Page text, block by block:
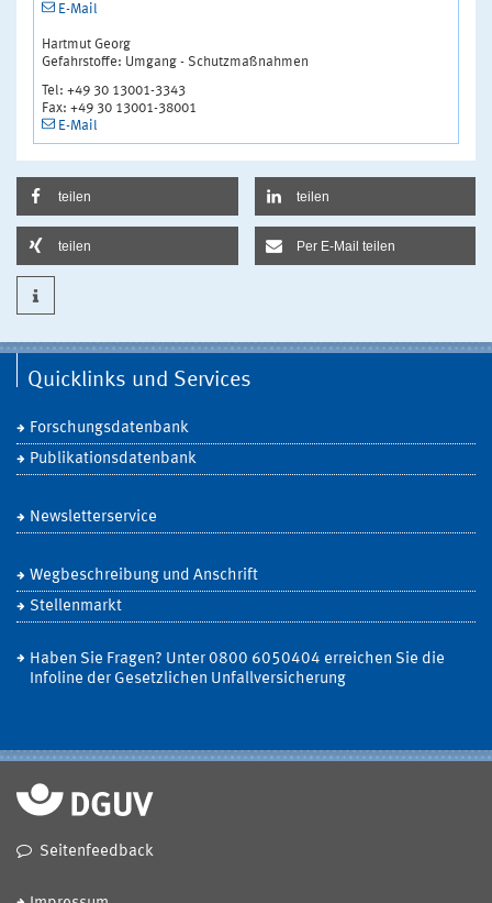
E-Mail
Hartmut Georg
Gefahrstoffe: Umgang - Schutzmaßnahmen
Tel: +49 30 13001-3343
Fax: +49 30 13001-38001
E-Mail
teilen teilen
teilen Per E-Mail teilen
Quicklinks und Services
Forschungsdatenbank
Publikationsdatenbank
Newsletterservice
Wegbeschreibung und Anschrift
Stellenmarkt
Haben Sie Fragen? Unter 0800 6050404 erreichen Sie die
Infoline der Gesetzlichen Unfallversicherung
Seitenfeedback